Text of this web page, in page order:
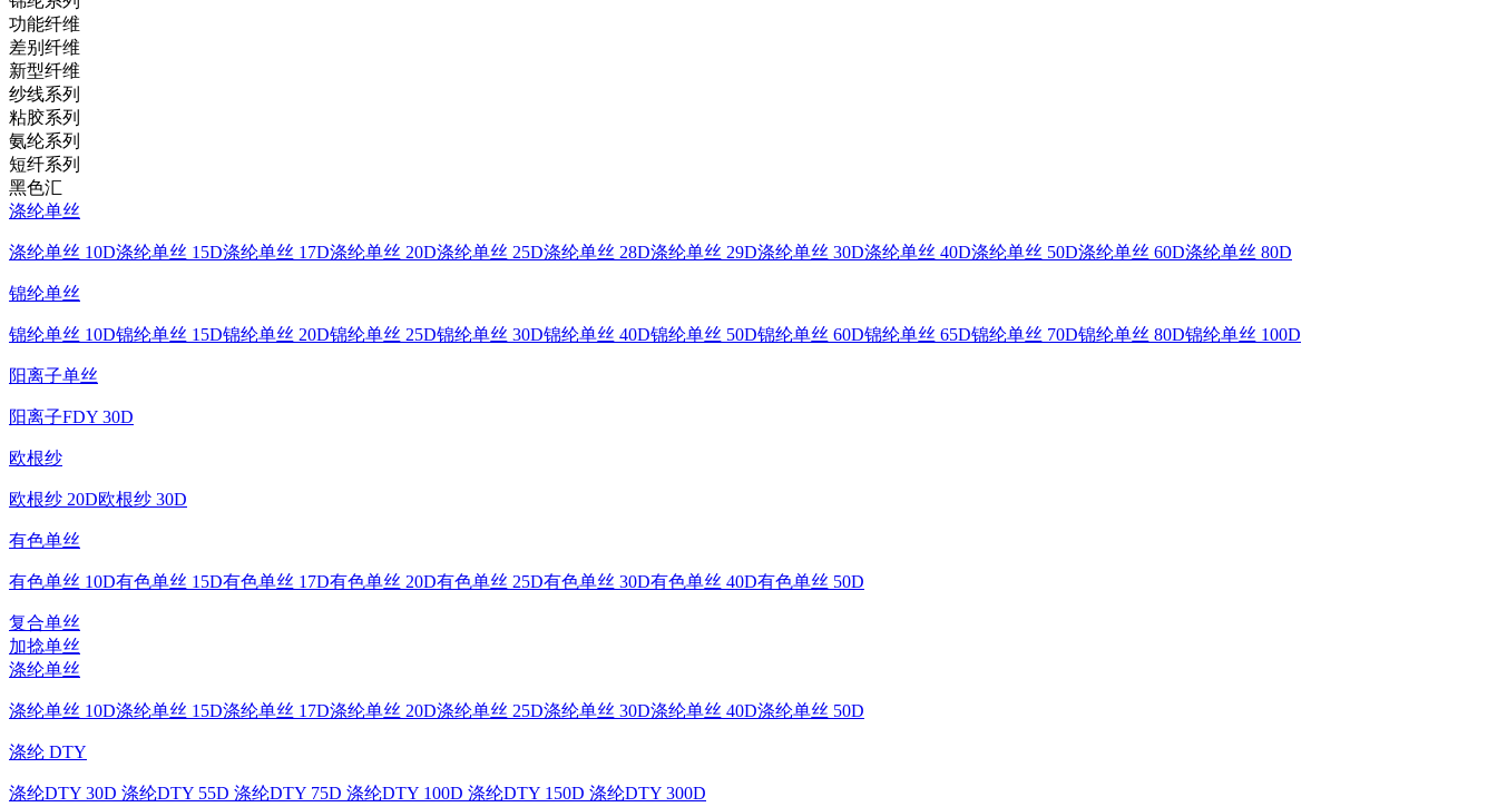
功能纤维
差别纤维
新型纤维
纱线系列
粘胶系列
氨纶系列
短纤系列
黑色汇
涤纶单丝
涤纶单丝 10D涤纶单丝 15D涤纶单丝 17D涤纶单丝 20D涤纶单丝 25D涤纶单丝 28D涤纶单丝 29D涤纶单丝 30D涤纶单丝 40D涤纶单丝 50D涤纶单丝 60D涤纶单丝 80D
锦纶单丝
锦纶单丝 10D锦纶单丝 15D锦纶单丝 20D锦纶单丝 25D锦纶单丝 30D锦纶单丝 40D锦纶单丝 50D锦纶单丝 60D锦纶单丝 65D锦纶单丝 70D锦纶单丝 80D锦纶单丝 100D
阳离子单丝
阳离子FDY 30D
欧根纱
欧根纱 20D欧根纱 30D
有色单丝
有色单丝 10D有色单丝 15D有色单丝 17D有色单丝 20D有色单丝 25D有色单丝 30D有色单丝 40D有色单丝 50D
复合单丝
加捻单丝
涤纶单丝
涤纶单丝 10D涤纶单丝 15D涤纶单丝 17D涤纶单丝 20D涤纶单丝 25D涤纶单丝 30D涤纶单丝 40D涤纶单丝 50D
涤纶 DTY
涤纶DTY 30D 涤纶DTY 55D 涤纶DTY 75D 涤纶DTY 100D 涤纶DTY 150D 涤纶DTY 300D